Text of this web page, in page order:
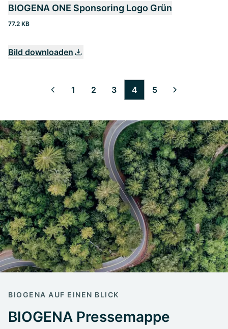
BIOGENA ONE Sponsoring Logo Grün
77.2 KB
Bild downloaden
1 2 3 4 5
BIOGENA AUF EINEN BLICK
BIOGENA Pressemappe